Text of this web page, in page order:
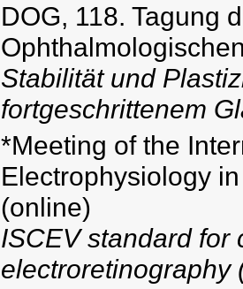
DOG, 118. Tagung
Stabilität und
fortgeschrittenem
*Meeting of the
Electrophysiology
(online)
ISCEV standard for
electroretinography